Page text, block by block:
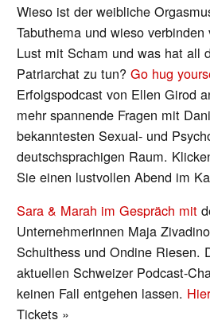
Wieso ist der weibliche
Tabuthema und wieso
Lust mit Scham und was hat all
Patriarchat zu tun?Go hug
Erfolgspodcast von Ellen Girod
mehr spannende Fragen mit
bekanntesten Sexual- und
deutschsprachigen Raum.
Sie einen lustvollen Abend im
Sara & Marah im Gespräch mit
Unternehmerinnen Maja
Schulthess und Ondine Riesen.
aktuellen Schweizer Podcast-
keinen Fall entgehen lassen.
Tickets »